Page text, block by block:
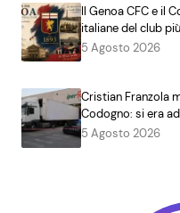
Il Genoa CFC e il
italiane del club
5 Agosto 2026
Cristian Franzola
Codogno: si era
5 Agosto 2026